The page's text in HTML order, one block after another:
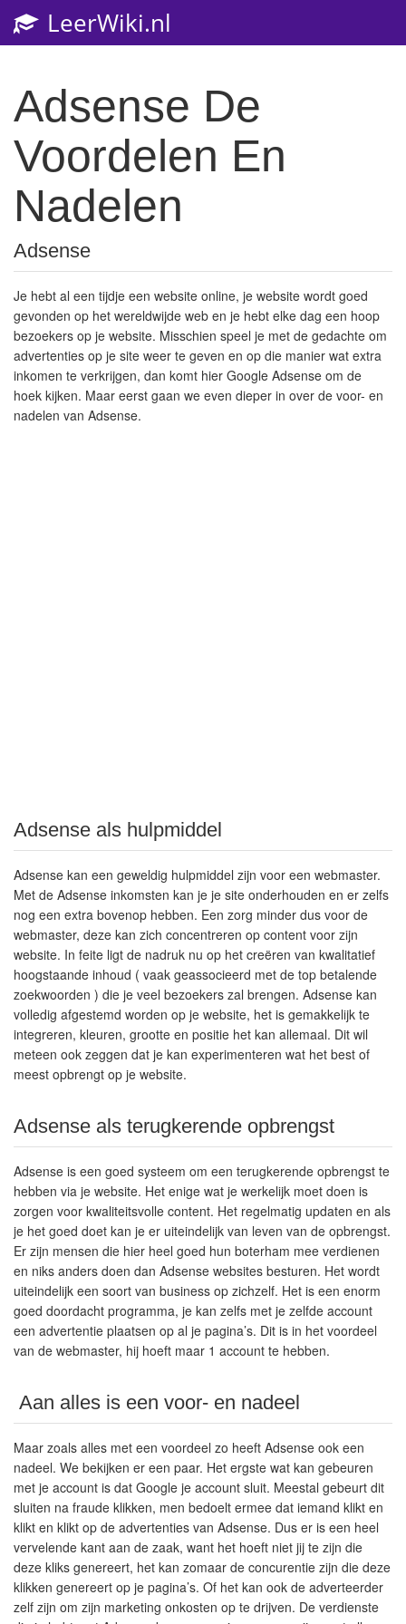
LeerWiki.nl
Adsense De
Voordelen En
Nadelen
Adsense
Je hebt al een tijdje een website online, je website wordt goed
gevonden op het wereldwijde web en je hebt elke dag een hoop
bezoekers op je website. Misschien speel je met de gedachte om
advertenties op je site weer te geven en op die manier wat extra
inkomen te verkrijgen, dan komt hier Google Adsense om de
hoek kijken. Maar eerst gaan we even dieper in over de voor- en
nadelen van Adsense.
Adsense als hulpmiddel
Adsense kan een geweldig hulpmiddel zijn voor een webmaster.
Met de Adsense inkomsten kan je je site onderhouden en er zelfs
nog een extra bovenop hebben. Een zorg minder dus voor de
webmaster, deze kan zich concentreren op content voor zijn
website. In feite ligt de nadruk nu op het creëren van kwalitatief
hoogstaande inhoud ( vaak geassocieerd met de top betalende
zoekwoorden ) die je veel bezoekers zal brengen. Adsense kan
volledig afgestemd worden op je website, het is gemakkelijk te
integreren, kleuren, grootte en positie het kan allemaal. Dit wil
meteen ook zeggen dat je kan experimenteren wat het best of
meest opbrengt op je website.
Adsense als terugkerende opbrengst
Adsense is een goed systeem om een terugkerende opbrengst te
hebben via je website. Het enige wat je werkelijk moet doen is
zorgen voor kwaliteitsvolle content. Het regelmatig updaten en als
je het goed doet kan je er uiteindelijk van leven van de opbrengst.
Er zijn mensen die hier heel goed hun boterham mee verdienen
en niks anders doen dan Adsense websites besturen. Het wordt
uiteindelijk een soort van business op zichzelf. Het is een enorm
goed doordacht programma, je kan zelfs met je zelfde account
een advertentie plaatsen op al je pagina’s. Dit is in het voordeel
van de webmaster, hij hoeft maar 1 account te hebben.
Aan alles is een voor- en nadeel
Maar zoals alles met een voordeel zo heeft Adsense ook een
nadeel. We bekijken er een paar. Het ergste wat kan gebeuren
met je account is dat Google je account sluit. Meestal gebeurt dit
sluiten na fraude klikken, men bedoelt ermee dat iemand klikt en
klikt en klikt op de advertenties van Adsense. Dus er is een heel
vervelende kant aan de zaak, want het hoeft niet jij te zijn die
deze kliks genereert, het kan zomaar de concurentie zijn die deze
klikken genereert op je pagina’s. Of het kan ook de adverteerder
zelf zijn om zijn marketing onkosten op te drijven. De verdienste